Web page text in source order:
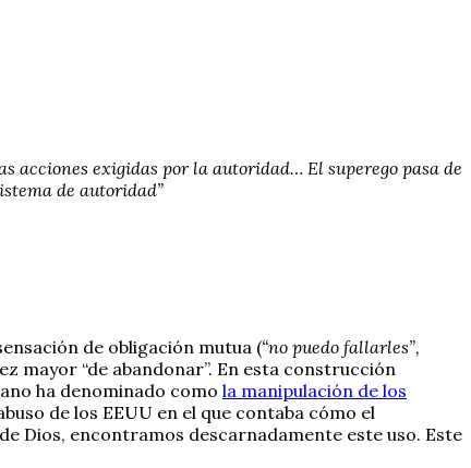
acciones exigidas por la autoridad… El superego pasa de
de autoridad”
de obligación mutua (“no puedo fallarles”,
mayor “de abandonar”. En esta construcción
ha denominado como la manipulación de los
de los EEUU en el que contaba cómo el
Dios, encontramos descarnadamente este uso. Este